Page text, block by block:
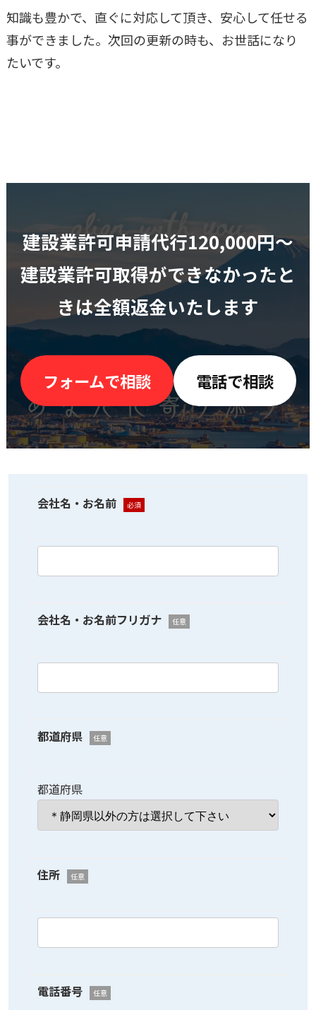
知識も豊かで、直ぐに対応して頂き、安心して任せる
事ができました。次回の更新の時も、お世話になり
たいです。
建設業許可申請代行120,000円〜
建設業許可取得ができなかったと
きは全額返金いたします
フォームで相談 電話で相談
会社名・お名前 必須
会社名・お名前フリガナ 任意
都道府県 任意
都道府県
住所 任意
電話番号 任意